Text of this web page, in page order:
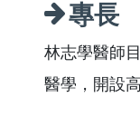
專長
林志學醫師
醫學，開設